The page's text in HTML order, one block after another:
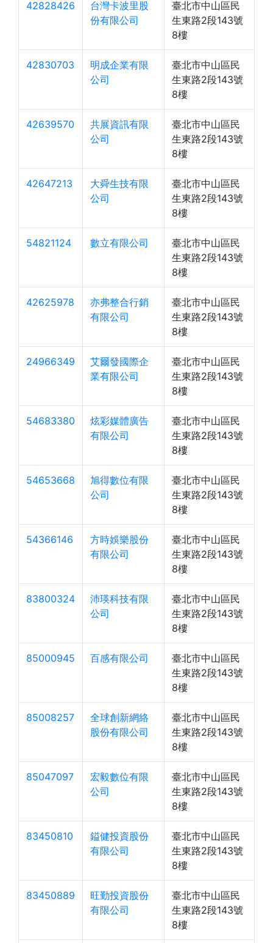
42828426
台灣卡波里股
份有限公司
臺北市中山區民
生東路2段143號
8樓
42830703
明成企業有限
公司
臺北市中山區民
生東路2段143號
8樓
42639570
共展資訊有限
公司
臺北市中山區民
生東路2段143號
8樓
42647213
大舜生技有限
公司
臺北市中山區民
生東路2段143號
8樓
54821124 數立有限公司
臺北市中山區民
生東路2段143號
8樓
42625978
亦弗整合行銷
有限公司
臺北市中山區民
生東路2段143號
8樓
24966349
艾爾發國際企
業有限公司
臺北市中山區民
生東路2段143號
8樓
54683380
炫彩媒體廣告
有限公司
臺北市中山區民
生東路2段143號
8樓
54653668
旭得數位有限
公司
臺北市中山區民
生東路2段143號
8樓
54366146
方時娛樂股份
有限公司
臺北市中山區民
生東路2段143號
8樓
83800324
沛瑛科技有限
公司
臺北市中山區民
生東路2段143號
8樓
85000945 百感有限公司
臺北市中山區民
生東路2段143號
8樓
85008257
全球創新網絡
股份有限公司
臺北市中山區民
生東路2段143號
8樓
85047097
宏毅數位有限
公司
臺北市中山區民
生東路2段143號
8樓
83450810
鎰健投資股份
有限公司
臺北市中山區民
生東路2段143號
8樓
83450889
旺勤投資股份
有限公司
臺北市中山區民
生東路2段143號
8樓